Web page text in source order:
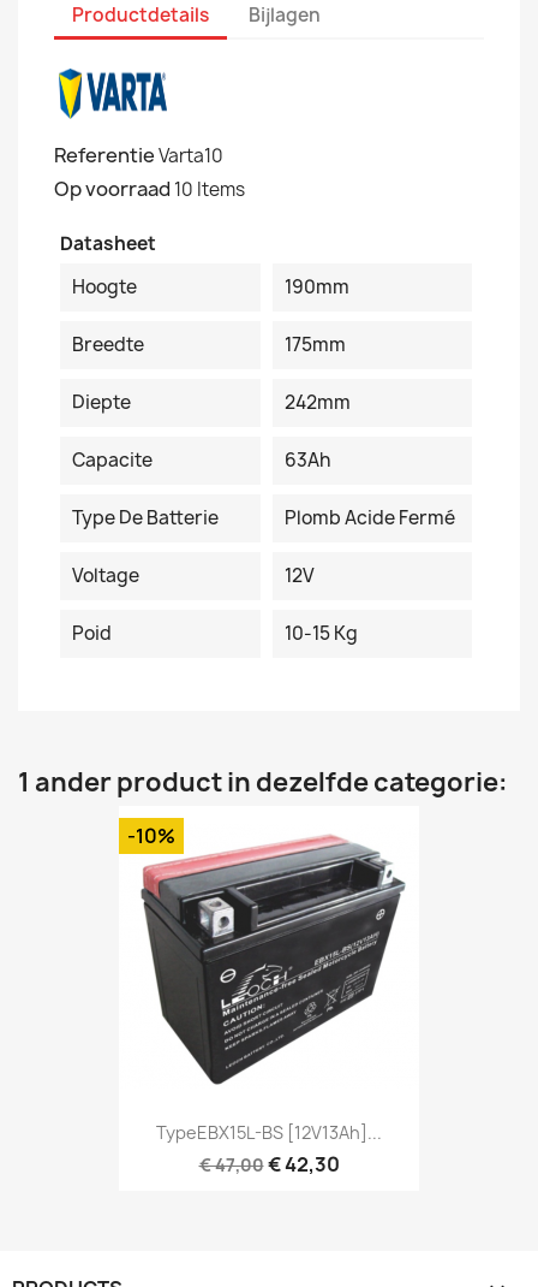
Productdetails Bijlagen
ReferentieVarta10
Op voorraad 10 Items
Datasheet
Hoogte
190mm
Breedte 175mm
Diepte 242mm
Capacite 63Ah
Type De Batterie Plomb Acide Fermé
Voltage 12V
Poid 10-15 Kg
1 ander product in dezelfde categorie:
TypeEBX15L-BS [12V13Ah]...
€ 47,00€ 42,30
-10%